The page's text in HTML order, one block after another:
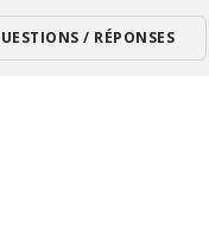
/ RÉPONSES